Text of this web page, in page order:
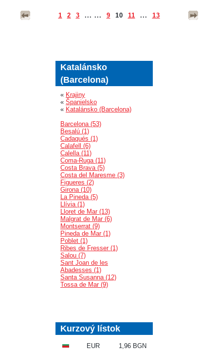
1 2 3 ... ... 9 10 11 ... 13
Katalánsko
(Barcelona)
« Krajiny
« Španielsko
« Katalánsko (Barcelona)
Barcelona (53)
Besalú (1)
Cadaqués (1)
Calafell (6)
Calella (11)
Coma-Ruga (11)
Costa Brava (5)
Costa del Maresme (3)
Figueres (2)
Girona (10)
La Pineda (5)
Llívia (1)
Lloret de Mar (13)
Malgrat de Mar (6)
Montserrat (9)
Pineda de Mar (1)
Poblet (1)
Ribes de Fresser (1)
Salou (7)
Sant Joan de les
Abadesses (1)
Santa Susanna (12)
Tossa de Mar (9)
Kurzový lístok
EUR 1,96 BGN